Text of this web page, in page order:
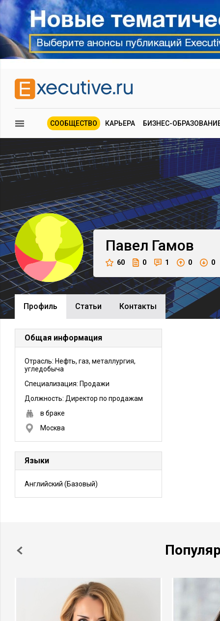
СООБЩЕСТВО КАРЬЕРА БИЗНЕС-
Павел Гамов
60 0 1 0 0
Профиль Cтатьи Контакты
Общая информация
Отрасль: Нефть, газ, металлургия,
угледобыча
Специализация: Продажи
Должность: Директор по продажам
в браке
Москва
Языки
Английский (Базовый)